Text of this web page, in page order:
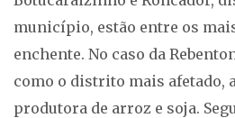
município, estão entre os
enchente. No caso da
como o distrito mais afetado,
produtora de arroz e soja.